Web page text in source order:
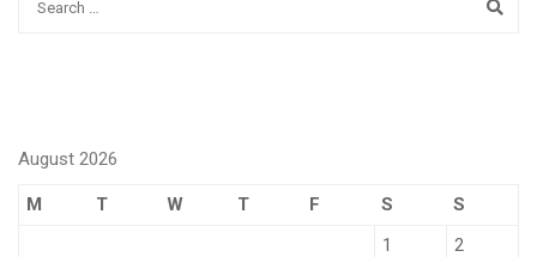
August 2026
M T W T F S
S
1
2